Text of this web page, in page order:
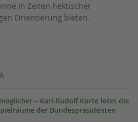
in Zeiten hektischer
Orientierung bieten.
– Karl-Rudolf Korte lotet die
der Bundespräsidenten